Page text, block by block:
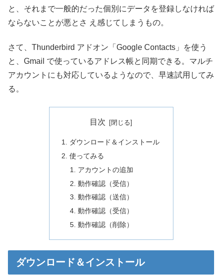
と、それまで一般的だった個別にデータを登録しなければ
ならないことが悪とさ え感じてしまうもの。
さて、Thunderbird アドオン「Google Contacts」を使う
と、Gmail で使っているアドレス帳と同期できる。マルチ
アカウントにも対応しているようなので、早速試用してみ
る。
目次
ダウンロード＆インストール
使ってみる
アカウントの追加
動作確認（受信）
動作確認（送信）
動作確認（受信）
動作確認（削除）
ダウンロード＆インストール